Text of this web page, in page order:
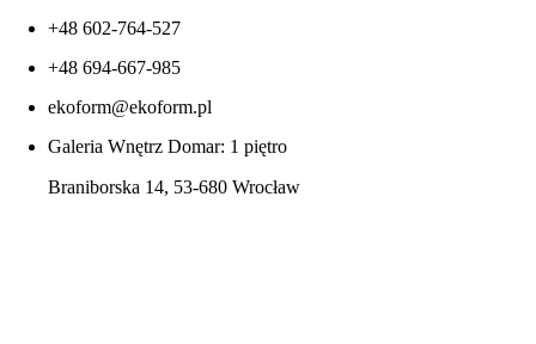
+48 602-764-527
+48 694-667-985
ekoform@ekoform.pl
Galeria Wnętrz Domar: 1 piętro
Braniborska 14, 53-680 Wrocław